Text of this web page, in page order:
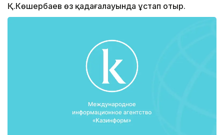
Қ.Көшербаев өз қадағалауында ұстап отыр.